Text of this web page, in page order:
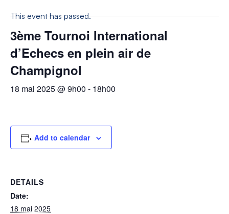
This event has passed.
3ème Tournoi International
d’Echecs en plein air de
Champignol
18 mai 2025 @ 9h00 - 18h00
Add to calendar
DETAILS
Date:
18 mai 2025